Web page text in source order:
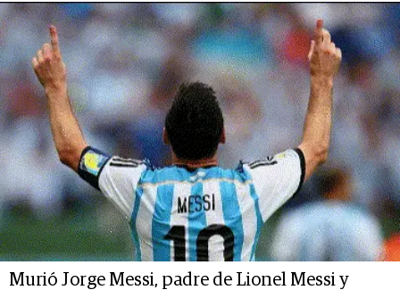
Murió Jorge Messi, padre de Lionel Messi y